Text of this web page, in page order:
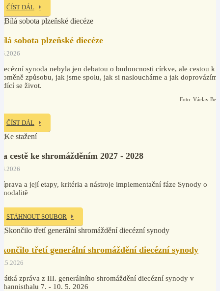
ČÍST DÁL
sobota plzeňské diecéze
synoda nebyla jen debatou o budoucnosti církve, ale cestou k
způsobu, jak jsme spolu, jak si nasloucháme a jak
se život.
Foto: Václav
ČÍST DÁL
cestě ke shromážděním 2027 - 2028
a její etapy, kritéria a nástroje implementační fáze Synody o
STÁHNOUT SOUBOR
třetí generální shromáždění diecézní synody
zpráva z III. generálního shromáždění diecézní synody v
7. - 10. 5. 2026